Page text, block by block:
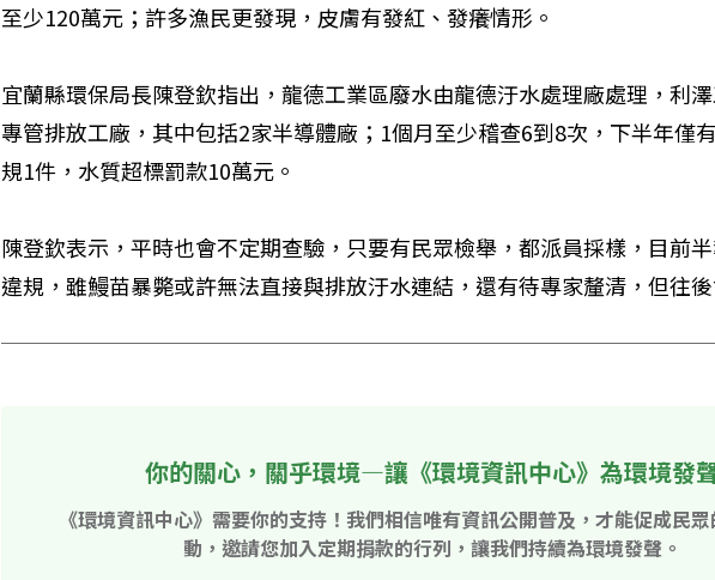
至少120萬元；許多漁民更發現，皮膚有發紅、發癢情形。
宜蘭縣環保局長陳登欽指出，龍德工業區廢水由龍德汙水處理廠處理，利
專管排放工廠，其中包括2家半導體廠；1個月至少稽查6到8次，下半年僅
規1件，水質超標罰款10萬元。
陳登欽表示，平時也會不定期查驗，只要有民眾檢舉，都派員採樣，目前
違規，雖鰻苗暴斃或許無法直接與排放汙水連結，還有待專家釐清，但往後
你的關心，關乎環境—讓《環境資訊中心》為環境發
《環境資訊中心》需要你的支持！我們相信唯有資訊公開普及，才能促成民
動，邀請您加入定期捐款的行列，讓我們持續為環境發聲。